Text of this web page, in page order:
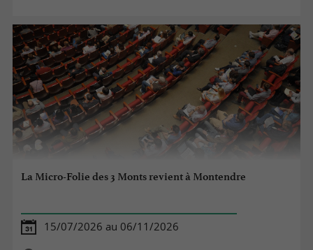
La Micro-Folie des 3 Monts revient à Montendre
15/07/2026 au 06/11/2026